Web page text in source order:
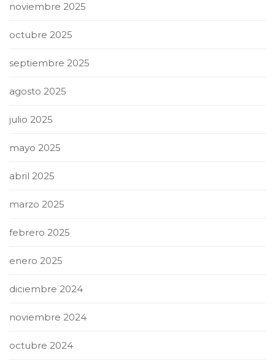
noviembre 2025
octubre 2025
septiembre 2025
agosto 2025
julio 2025
mayo 2025
abril 2025
marzo 2025
febrero 2025
enero 2025
diciembre 2024
noviembre 2024
octubre 2024